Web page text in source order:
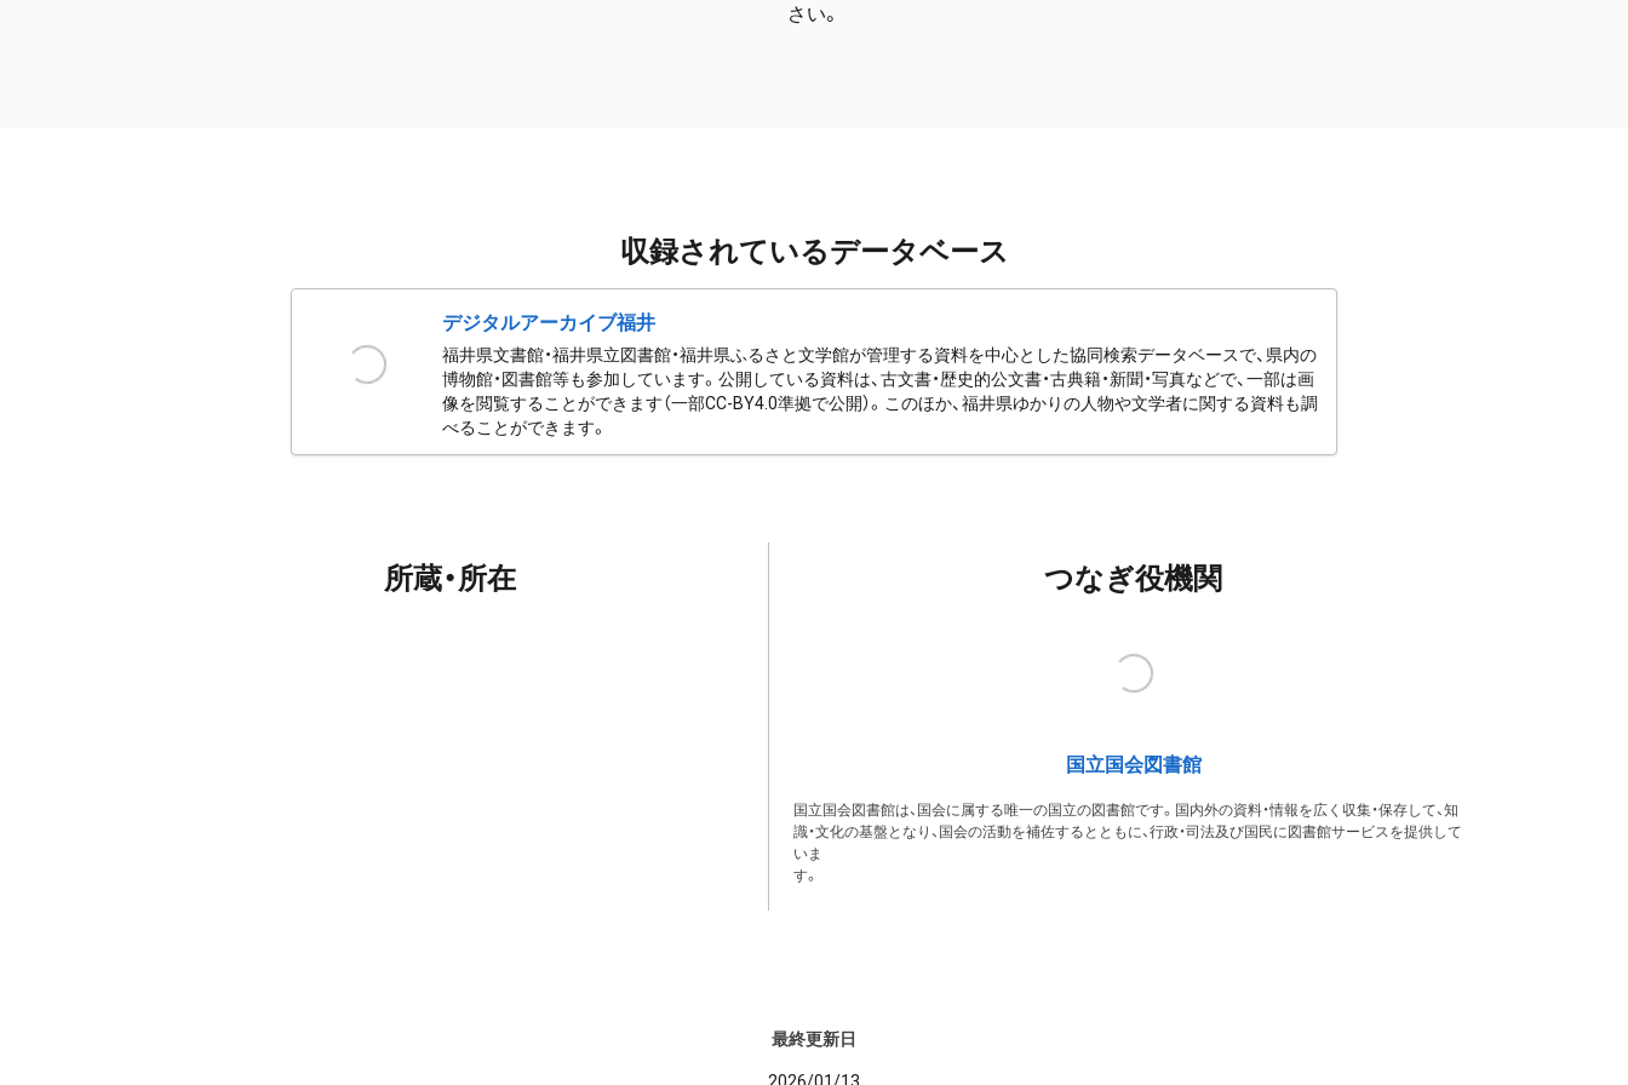
さい。
収録されているデータベース
デジタルアーカイブ福井
福井県文書館・福井県立図書館・福井県ふるさと文学館が管理する資料を中心とした協同検索データベースで、県内の
博物館・図書館等も参加しています。公開している資料は、古文書・歴史的公文書・古典籍・新聞・写真などで、一部は画
像を閲覧することができます（一部CC-BY4.0準拠で公開）。このほか、福井県ゆかりの人物や文学者に関する資料も調
べることができます。
所蔵・所在 つなぎ役機関
国立国会図書館
国立国会図書館は、国会に属する唯一の国立の図書館です。国内外の資料・情報を広く収集・保存して、知
識・文化の基盤となり、国会の活動を補佐するとともに、行政・司法及び国民に図書館サービスを提供して
いま
す。
最終更新日